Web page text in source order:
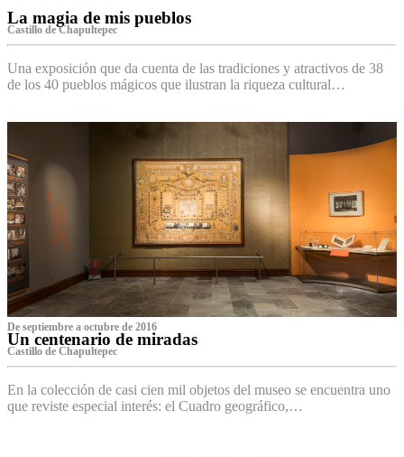
La magia de mis pueblos
Castillo de Chapultepec
Una exposición que da cuenta de las tradiciones y atractivos de 38
de los 40 pueblos mágicos que ilustran la riqueza cultural…
De septiembre a octubre de 2016
Un centenario de miradas
Castillo de Chapultepec
En la colección de casi cien mil objetos del museo se encuentra uno
que reviste especial interés: el Cuadro geográfico,…